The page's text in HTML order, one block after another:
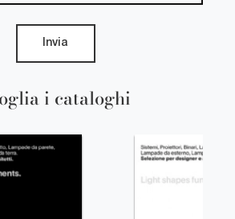
i cataloghi
Invia